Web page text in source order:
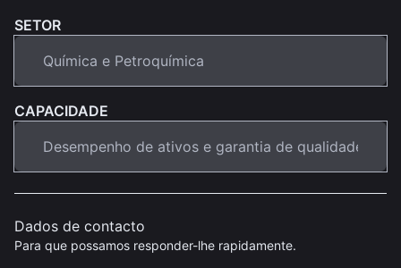
SETOR
CAPACIDADE
Dados de contacto
Para que possamos responder-lhe rapidamente.